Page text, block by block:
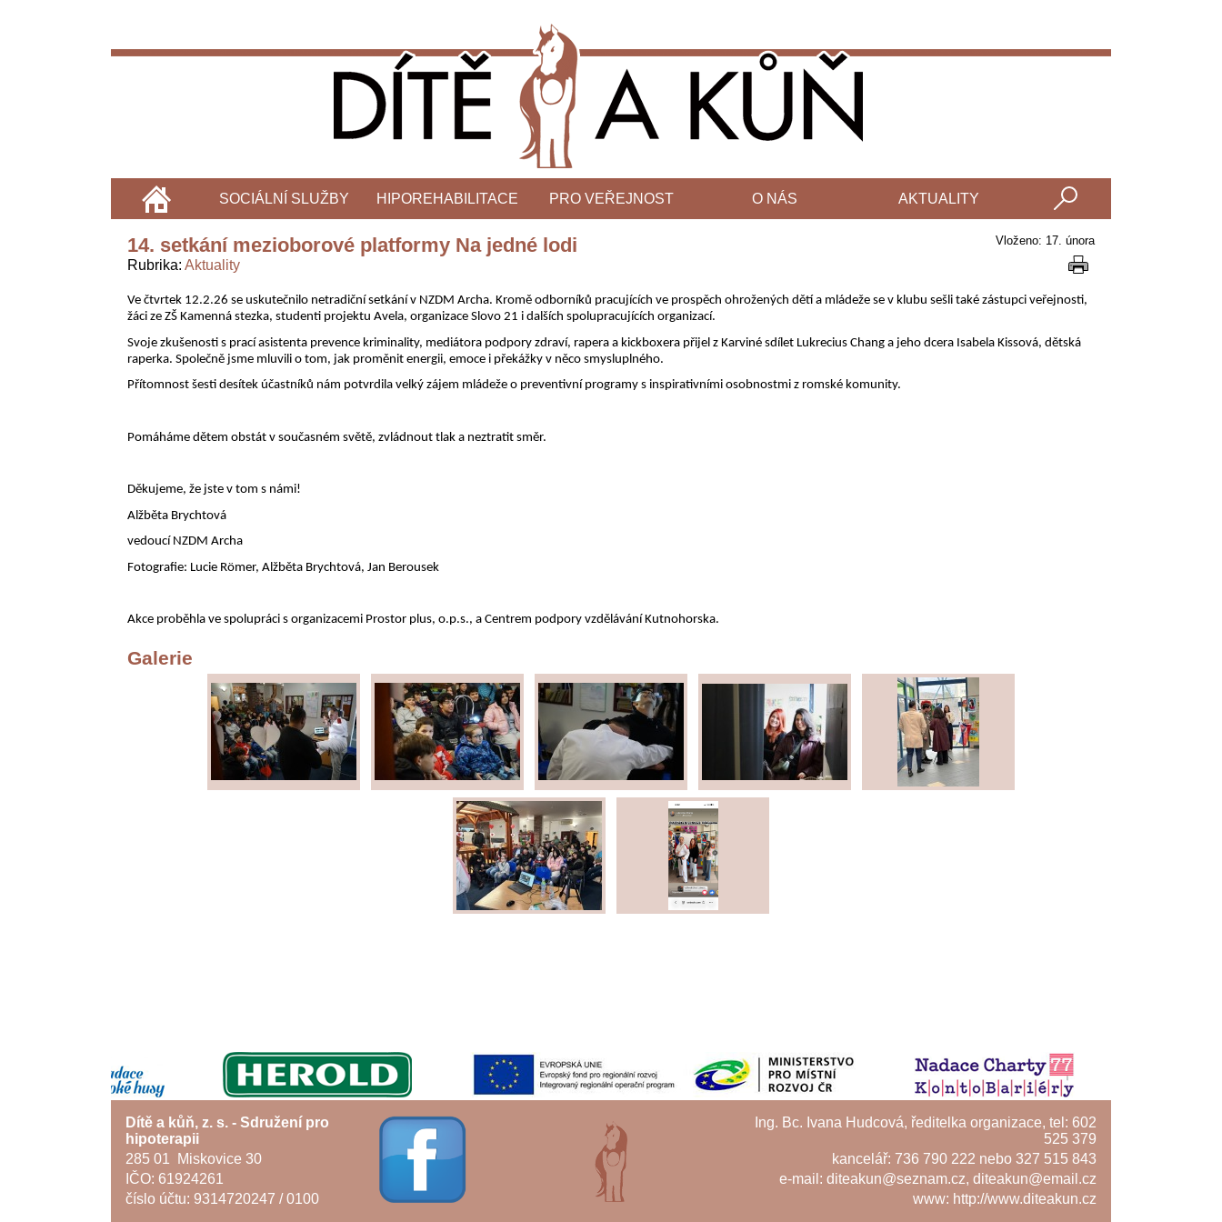
SOCIÁLNÍ SLUŽBY HIPOREHABILITACE PRO VEŘEJNOST O NÁS AKTUALITY
14. setkání mezioborové platformy Na jedné lodi
Rubrika Aktuality
Vloženo: 17. února
Ve čtvrtek 12.2.26 se uskutečnilo netradiční setkání v NZDM Archa. Kromě odborníků pracujících ve prospěch ohrožených dětí a mládeže se v klubu sešli také zástupci veřejnosti,
žáci ze ZŠ Kamenná stezka, studenti projektu Avela, organizace Slovo 21 i dalších spolupracujících organizací.
Svoje zkušenosti s prací asistenta prevence kriminality, mediátora podpory zdraví, rapera a kickboxera přijel z Karviné sdílet Lukrecius Chang a jeho dcera Isabela Kissová, dětská
raperka. Společně jsme mluvili o tom, jak proměnit energii, emoce i překážky v něco smysluplného.
Přítomnost šesti desítek účastníků nám potvrdila velký zájem mládeže o preventivní programy s inspirativními osobnostmi z romské komunity.
Pomáháme dětem obstát v současném světě, zvládnout tlak a neztratit směr.
Děkujeme, že jste v tom s námi!
Alžběta Brychtová
vedoucí NZDM Archa
Fotografie: Lucie Römer, Alžběta Brychtová, Jan Berousek
Akce proběhla ve spolupráci s organizacemi Prostor plus, o.p.s., a Centrem podpory vzdělávání Kutnohorska.
Galerie
Dítě a kůň, z. s. - Sdružení pro
hipoterapii
285 01 Miskovice 30
IČO: 61924261
číslo účtu: 9314720247 / 0100
Ing. Bc. Ivana Hudcová, ředitelka organizace, tel: 602
525 379
kancelář: 736 790 222 nebo 327 515 843
e-mail: diteakun@seznam.cz, diteakun@email.cz
www: http://www.diteakun.cz